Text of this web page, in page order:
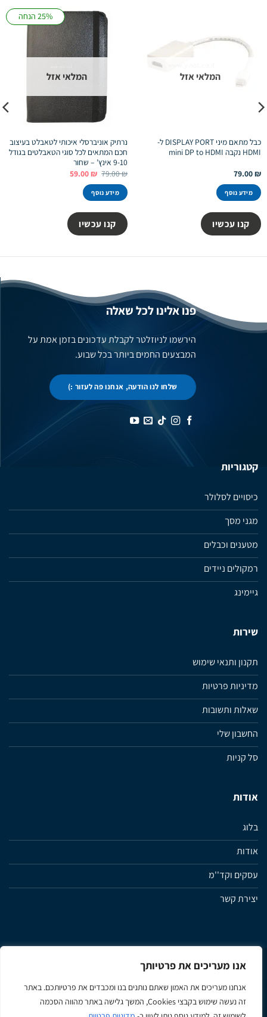
אנו מעריכים את פרטיותך
אנחנו מעריכים את האמון שאתם נותנים בנו ומכבדים את פרטיותכם. באתר
זה נעשה שימוש בקבצי Cookies, המשך גלישה באתר מהווה הסכמה
המלאי אזל
כבל מתאם מיני DISPLAY PORT ל-
HDMI נקבה mini DP to HDMI
79.00₪
מידע נוסף
קנו עכשיו
25% הנחה
המלאי אזל
נרתיק אוניברסלי איכותי לטאבלט בעיצוב
חכם המתאים לכל סוגי הטאבלטים בגודל
9-10 אינץ’ – שחור
79.00₪ המחיר
היה:
79.00 ₪.
59.00₪ המחיר
מידע נוסף
קנו עכשיו
פנו אלינו לכל שאלה
הירשמו לניוזלטר לקבלת עדכונים בזמן אמת על
המבצעים החמים ביותר בכל שבוע.
שלחו לנו הודעה, אנחנו פה לעזור :)
קטגוריות
כיסויים לסלולר
מגני מסך
מטענים וכבלים
רמקולים ניידים
גיימינג
שירות
תקנון ותנאי שימוש
מדיניות פרטיות
שאלות ותשובות
החשבון שלי
סל קניות
אודות
בלוג
אודות
עסקים וקד''מ
יצירת קשר
מדיניות פרטיות תנאי שימוש ותקנון האתר